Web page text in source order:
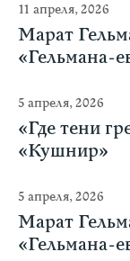
11 апреля, 2026
Марат
«Гельмана-
5 апреля, 2026
«Где тени
«Кушнир»
5 апреля, 2026
Марат
«Гельмана-